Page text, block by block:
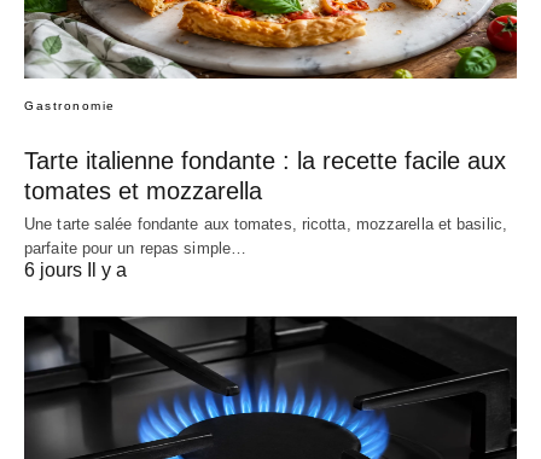
Gastronomie
Tarte italienne fondante : la recette facile aux
tomates et mozzarella
Une tarte salée fondante aux tomates, ricotta, mozzarella et basilic,
parfaite pour un repas simple…
6 jours Il y a